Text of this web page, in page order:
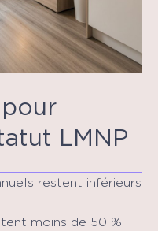
LMNP
restent inférieurs
moins de 50 %